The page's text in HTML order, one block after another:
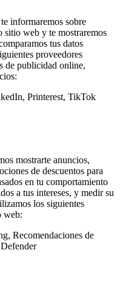
informaremos sobre
sitio web y te mostraremos
tus datos
proveedores
de publicidad online,
Printerest, TikTok
mostrarte anuncios,
de descuentos para
en tu comportamiento
a tus intereses, y medir su
los siguientes
web:
Recomendaciones de